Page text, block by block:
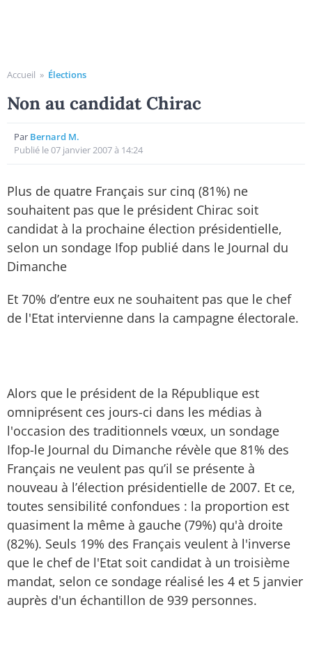
Accueil » Élections
Non au candidat Chirac
Par Bernard M.
Publié le 07 janvier 2007 à 14:24
Plus de quatre Français sur cinq (81%) ne
souhaitent pas que le président Chirac soit
candidat à la prochaine élection présidentielle,
selon un sondage Ifop publié dans le Journal du
Dimanche
Et 70% d’entre eux ne souhaitent pas que le chef
de l'Etat intervienne dans la campagne électorale.
Alors que le président de la République est
omniprésent ces jours-ci dans les médias à
l'occasion des traditionnels vœux, un sondage
Ifop-le Journal du Dimanche révèle que 81% des
Français ne veulent pas qu’il se présente à
nouveau à l’élection présidentielle de 2007. Et ce,
toutes sensibilité confondues : la proportion est
quasiment la même à gauche (79%) qu'à droite
(82%). Seuls 19% des Français veulent à l'inverse
que le chef de l'Etat soit candidat à un troisième
mandat, selon ce sondage réalisé les 4 et 5 janvier
auprès d'un échantillon de 939 personnes.